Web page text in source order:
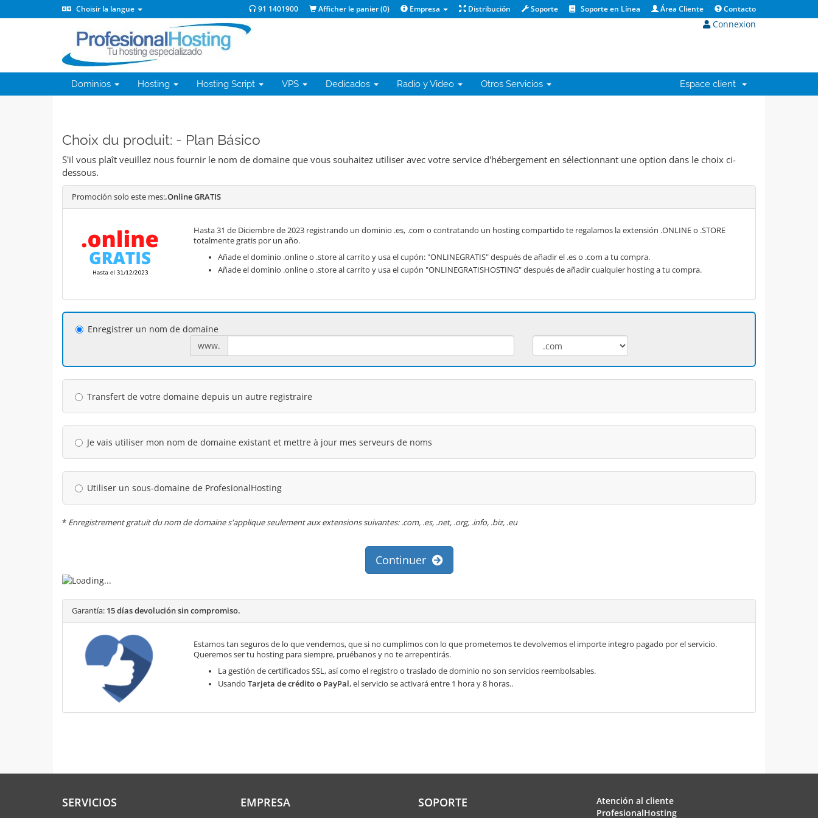
Choisir la langue 91 1401900 Afficher le panier (0) Empresa Distribución Soporte Soporte en Línea Área Cliente Contacto
Connexion
Dominios Hosting Hosting Script VPS Dedicados Radio y Video Otros Servicios Espace client
Choix du produit: - Plan Básico
S'il vous plaît veuillez nous fournir le nom de domaine que vous souhaitez utiliser avec votre service d'hébergement en sélectionnant une option dans le choix ci-
dessous.
Promoción solo este mes:.Online GRATIS
Hasta 31 de Diciembre de 2023 registrando un dominio .es, .com o contratando un hosting compartido te regalamos la extensión .ONLINE o .STORE
totalmente gratis por un año.
Añade el dominio .online o .store al carrito y usa el cupón: "ONLINEGRATIS" después de añadir el .es o .com a tu compra.
Añade el dominio .online o .store al carrito y usa el cupón "ONLINEGRATISHOSTING" después de añadir cualquier hosting a tu compra.
Enregistrer un nom de domaine
www.
Transfert de votre domaine depuis un autre registraire
Je vais utiliser mon nom de domaine existant et mettre à jour mes serveurs de noms
Utiliser un sous-domaine de ProfesionalHosting
* Enregistrement gratuit du nom de domaine s'applique seulement aux extensions suivantes: .com, .es, .net, .org, .info, .biz, .eu
Continuer
Garantía: 15 días devolución sin compromiso.
Estamos tan seguros de lo que vendemos, que si no cumplimos con lo que prometemos te devolvemos el importe integro pagado por el servicio.
Queremos ser tu hosting para siempre, pruébanos y no te arrepentirás.
La gestión de certificados SSL, así como el registro o traslado de dominio no son servicios reembolsables.
Usando Tarjeta de crédito o PayPal, el servicio se activará entre 1 hora y 8 horas..
SERVICIOS EMPRESA SOPORTE
Atención al cliente
ProfesionalHosting